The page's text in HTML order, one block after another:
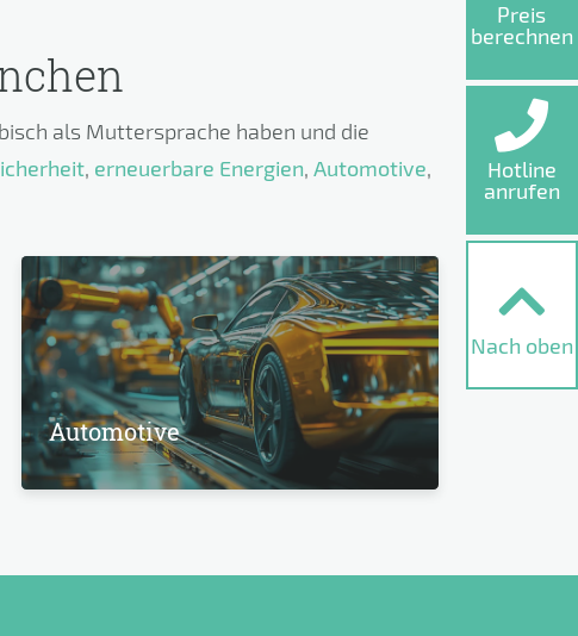
Preis
berechnen
Hotline
anrufen
Nach oben
als Muttersprache haben und die
, erneuerbare Energien, Automotive,
Automotive